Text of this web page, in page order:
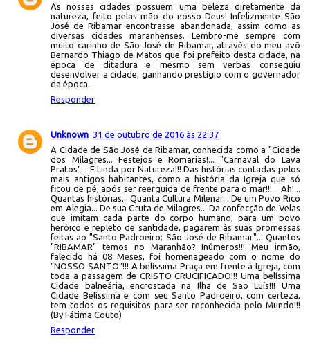
As nossas cidades possuem uma beleza diretamente da
natureza, feito pelas mão do nosso Deus! Infelizmente São
José de Ribamar encontrasse abandonada, assim como as
diversas cidades maranhenses. Lembro-me sempre com
muito carinho de São José de Ribamar, através do meu avô
Bernardo Thiago de Matos que foi prefeito desta cidade, na
época de ditadura e mesmo sem verbas conseguiu
desenvolver a cidade, ganhando prestígio com o governador
da época.
Responder
Unknown 31 de outubro de 2016 às 22:37
A Cidade de São José de Ribamar, conhecida como a "Cidade
dos Milagres... Festejos e Romarias!... "Carnaval do Lava
Pratos"... E Linda por Natureza!!! Das histórias contadas pelos
mais antigos habitantes, como a história da Igreja que só
ficou de pé, após ser reerguida de frente para o mar!!!... Ah!...
Quantas histórias... Quanta Cultura Milenar... De um Povo Rico
em Alegia... De sua Gruta de Milagres... Da confecção de Velas
que imitam cada parte do corpo humano, para um povo
heróico e repleto de santidade, pagarem às suas promessas
feitas ao "Santo Padroeiro: São José de Ribamar"... Quantos
"RIBAMAR" temos no Maranhão? Inúmeros!!! Meu irmão,
falecido há 08 Meses, foi homenageado com o nome do
"NOSSO SANTO"!!! A belíssima Praça em frente à Igreja, com
toda a passagem de CRISTO CRUCIFICADO!!! Uma belíssima
Cidade balneária, encrostada na Ilha de São Luís!!! Uma
Cidade Belíssima e com seu Santo Padroeiro, com certeza,
tem todos os requisitos para ser reconhecida pelo Mundo!!!
(By Fátima Couto)
Responder